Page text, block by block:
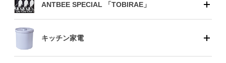
ANTBEE SPECIAL 「TOBIRAE」
キッチン家電